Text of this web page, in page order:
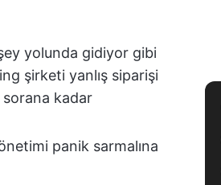
yolunda gidiyor gibi
şirketi yanlış siparişi
kadar
panik sarmalına